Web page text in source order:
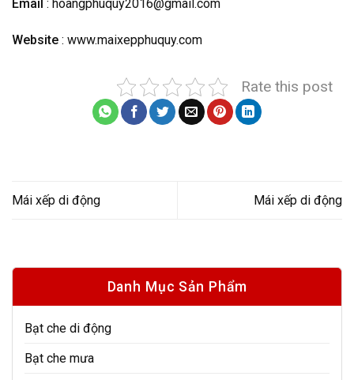
Danh Mục Sản Phẩm
Bạt che di động
Bạt che mưa
Email : hoangphuquy2016@gmail.com
Website : www.maixepphuquy.com
Rate this post
Mái xếp di động Mái xếp di động